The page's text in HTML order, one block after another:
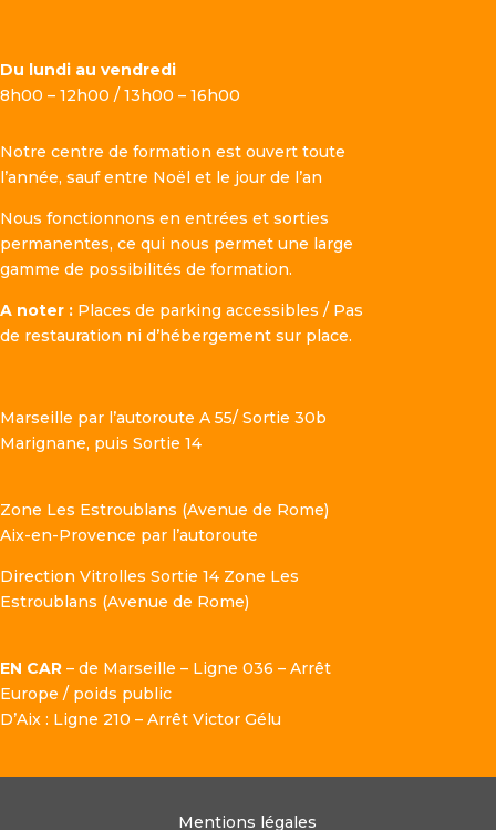
Du lundi au vendredi
8h00 – 12h00 / 13h00 – 16h00
Notre centre de formation est ouvert toute
l’année, sauf entre Noël et le jour de l’an
Nous fonctionnons en entrées et sorties
permanentes, ce qui nous permet une large
gamme de possibilités de formation.
A noter : Places de parking accessibles / Pas
de restauration ni d’hébergement sur place.
Marseille par l’autoroute A 55/ Sortie 30b
Marignane, puis Sortie 14
Zone Les Estroublans (Avenue de Rome)
Aix-en-Provence par l’autoroute
Direction Vitrolles Sortie 14 Zone Les
Estroublans (Avenue de Rome)
EN CAR – de Marseille – Ligne 036 – Arrêt
Europe / poids public
D’Aix : Ligne 210 – Arrêt Victor Gélu
Mentions légales